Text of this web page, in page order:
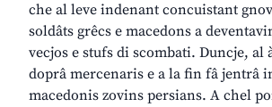
che al leve indenant concuistant
soldâts grêcs e macedons a
vecjos e stufs di scombati. Duncje, al
doprâ mercenaris e a la fin fâ jentrâ
macedonis zovins persians. A chel